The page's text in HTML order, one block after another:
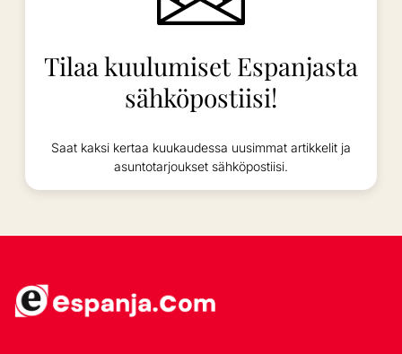
Tilaa kuulumiset Espanjasta
sähköpostiisi!
Saat kaksi kertaa kuukaudessa uusimmat artikkelit ja
asuntotarjoukset sähköpostiisi.